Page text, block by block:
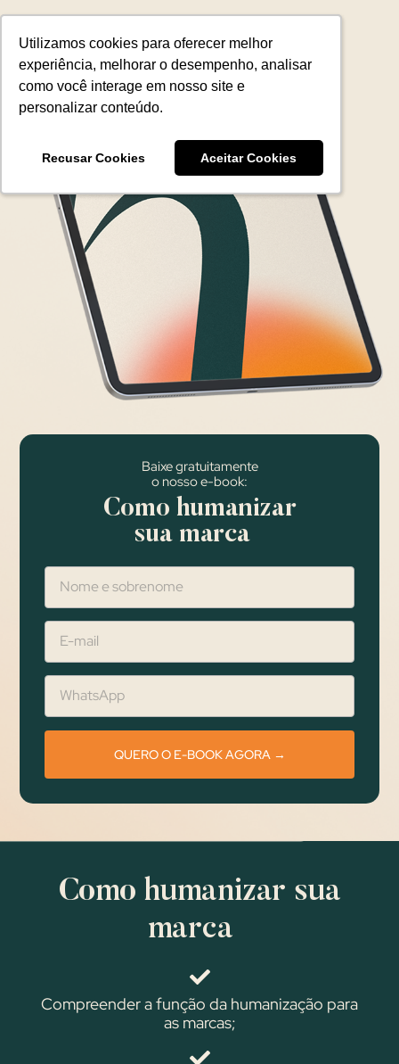
Utilizamos cookies para oferecer melhor
experiência, melhorar o desempenho, analisar
como você interage em nosso site e
personalizar conteúdo.
Recusar Cookies Aceitar Cookies
Utilizamos cookies para oferecer melhor
experiência, melhorar o desempenho, analisar
como você interage em nosso site e
personalizar conteúdo.
Recusar Cookies Aceitar Cookies
Baixe gratuitamente
o nosso e-book:
Como humanizar
sua marca
QUERO O E-BOOK AGORA →
Como humanizar sua
marca
Compreender a função da humanização para
as marcas;